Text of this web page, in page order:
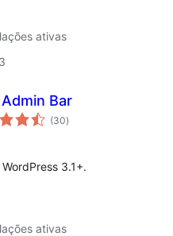
ativas
Bar
(30total
de
)
3.1+.
ativas